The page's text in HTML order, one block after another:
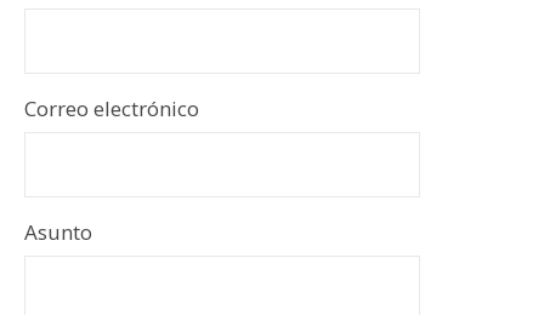
Correo electrónico
Asunto